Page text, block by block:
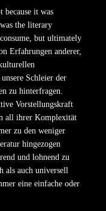
because it was
the literary
but ultimately
Erfahrungen anderer,
Schleier der
zu hinterfragen.
Vorstellungskraft
all ihrer Komplexität
zu den weniger
hingezogen
und lohnend zu
als auch universell
eine einfache oder